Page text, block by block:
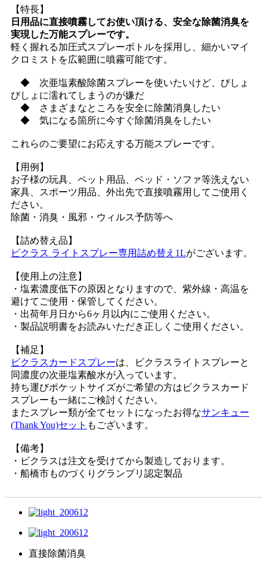
【特長】
日用品に直接噴霧してお使い頂ける、安全な除菌消臭を
実現した万能スプレーです。
軽く握れる加圧式スプレーボトルを採用し、細かいマイ
クロミストを広範囲に噴霧可能です。
◆ 次亜塩素酸除菌スプレーを使いたいけど、びしょ
びしょに濡れてしまうのが嫌だ
◆ さまざまなところを安全に除菌消臭したい
◆ 気になる箇所に今すぐ除菌消臭をしたい
これらのご要望にお応えする万能スプレーです。
【用例】
お子様の玩具、ペット用品、ベッド・ソファ等洗えない
家具、スポーツ用品、外出先で直接噴霧用してご使用く
ださい。
除菌・消臭・風邪・ウィルス予防等へ
【詰め替え品】
ビクラス ライトスプレー専用詰め替え1Lがございます。
【使用上の注意】
・塩素濃度低下の原因となりますので、紫外線・高温を
避けてご使用・保管してください。
・出荷年月日から6ヶ月以内にご使用ください。
・製品説明書をお読みいただき正しくご使用ください。
【補足】
ビクラスカードスプレーは、ビクラスライトスプレーと
同濃度の次亜塩素酸水が入っています。
持ち運びポケットサイズがご希望の方はビクラスカード
スプレーも一緒にご検討ください。
またスプレー類が全てセットになったお得なサンキュー
(Thank You)セット もございます。
【備考】
・ビクラスは注文を受けてから製造しております。
・船橋市ものづくりグランプリ認定製品
直接除菌消臭